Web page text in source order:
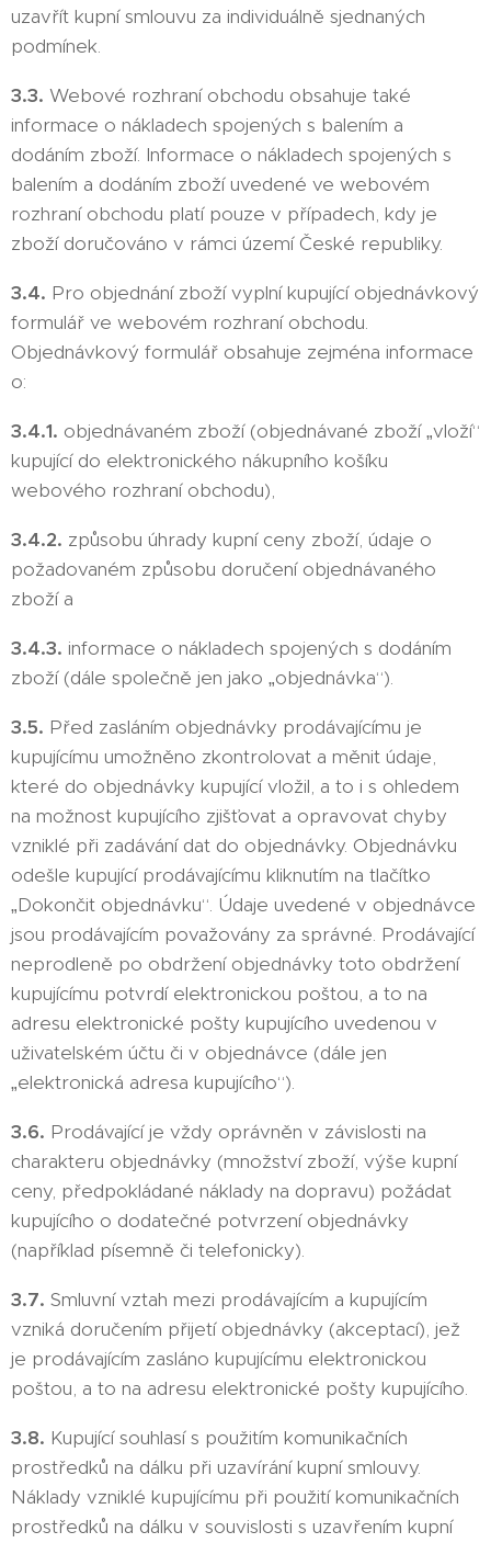
uzavřít kupní smlouvu za individuálně sjednaných
podmínek.
3.3. Webové rozhraní obchodu obsahuje také
informace o nákladech spojených s balením a
dodáním zboží. Informace o nákladech spojených s
balením a dodáním zboží uvedené ve webovém
rozhraní obchodu platí pouze v případech, kdy je
zboží doručováno v rámci území České republiky.
3.4. Pro objednání zboží vyplní kupující objednávkový
formulář ve webovém rozhraní obchodu.
Objednávkový formulář obsahuje zejména informace
o:
3.4.1. objednávaném zboží (objednávané zboží „vloží“
kupující do elektronického nákupního košíku
webového rozhraní obchodu),
3.4.2. způsobu úhrady kupní ceny zboží, údaje o
požadovaném způsobu doručení objednávaného
zboží a
3.4.3. informace o nákladech spojených s dodáním
zboží (dále společně jen jako „objednávka“).
3.5. Před zasláním objednávky prodávajícímu je
kupujícímu umožněno zkontrolovat a měnit údaje,
které do objednávky kupující vložil, a to i s ohledem
na možnost kupujícího zjišťovat a opravovat chyby
vzniklé při zadávání dat do objednávky. Objednávku
odešle kupující prodávajícímu kliknutím na tlačítko
„Dokončit objednávku“. Údaje uvedené v objednávce
jsou prodávajícím považovány za správné. Prodávající
neprodleně po obdržení objednávky toto obdržení
kupujícímu potvrdí elektronickou poštou, a to na
adresu elektronické pošty kupujícího uvedenou v
uživatelském účtu či v objednávce (dále jen
„elektronická adresa kupujícího“).
3.6. Prodávající je vždy oprávněn v závislosti na
charakteru objednávky (množství zboží, výše kupní
ceny, předpokládané náklady na dopravu) požádat
kupujícího o dodatečné potvrzení objednávky
(například písemně či telefonicky).
3.7. Smluvní vztah mezi prodávajícím a kupujícím
vzniká doručením přijetí objednávky (akceptací), jež
je prodávajícím zasláno kupujícímu elektronickou
poštou, a to na adresu elektronické pošty kupujícího.
3.8. Kupující souhlasí s použitím komunikačních
prostředků na dálku při uzavírání kupní smlouvy.
Náklady vzniklé kupujícímu při použití komunikačních
prostředků na dálku v souvislosti s uzavřením kupní